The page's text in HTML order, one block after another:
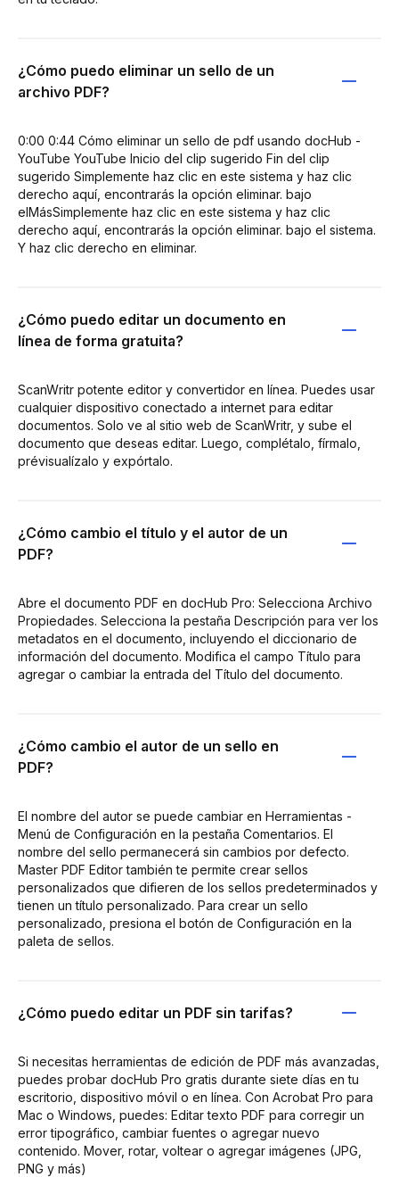
¿Cómo puedo eliminar un sello de un
archivo PDF?
0:00 0:44 Cómo eliminar un sello de pdf usando docHub -
YouTube YouTube Inicio del clip sugerido Fin del clip
sugerido Simplemente haz clic en este sistema y haz clic
derecho aquí, encontrarás la opción eliminar. bajo
elMásSimplemente haz clic en este sistema y haz clic
derecho aquí, encontrarás la opción eliminar. bajo el sistema.
Y haz clic derecho en eliminar.
¿Cómo puedo editar un documento en
línea de forma gratuita?
ScanWritr potente editor y convertidor en línea. Puedes usar
cualquier dispositivo conectado a internet para editar
documentos. Solo ve al sitio web de ScanWritr, y sube el
documento que deseas editar. Luego, complétalo, fírmalo,
prévisualízalo y expórtalo.
¿Cómo cambio el título y el autor de un
PDF?
Abre el documento PDF en docHub Pro: Selecciona Archivo
Propiedades. Selecciona la pestaña Descripción para ver los
metadatos en el documento, incluyendo el diccionario de
información del documento. Modifica el campo Título para
agregar o cambiar la entrada del Título del documento.
¿Cómo cambio el autor de un sello en
PDF?
El nombre del autor se puede cambiar en Herramientas -
Menú de Configuración en la pestaña Comentarios. El
nombre del sello permanecerá sin cambios por defecto.
Master PDF Editor también te permite crear sellos
personalizados que difieren de los sellos predeterminados y
tienen un título personalizado. Para crear un sello
personalizado, presiona el botón de Configuración en la
paleta de sellos.
¿Cómo puedo editar un PDF sin tarifas?
Si necesitas herramientas de edición de PDF más avanzadas,
puedes probar docHub Pro gratis durante siete días en tu
escritorio, dispositivo móvil o en línea. Con Acrobat Pro para
Mac o Windows, puedes: Editar texto PDF para corregir un
error tipográfico, cambiar fuentes o agregar nuevo
contenido. Mover, rotar, voltear o agregar imágenes (JPG,
PNG y más)